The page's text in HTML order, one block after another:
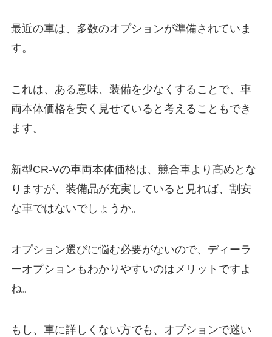
最近の車は、多数のオプションが準備されていま
す。
これは、ある意味、装備を少なくすることで、車
両本体価格を安く見せていると考えることもでき
ます。
新型CR-Vの車両本体価格は、競合車より高めとな
りますが、装備品が充実していると見れば、割安
な車ではないでしょうか。
オプション選びに悩む必要がないので、ディーラ
ーオプションもわかりやすいのはメリットですよ
ね。
もし、車に詳しくない方でも、オプションで迷い